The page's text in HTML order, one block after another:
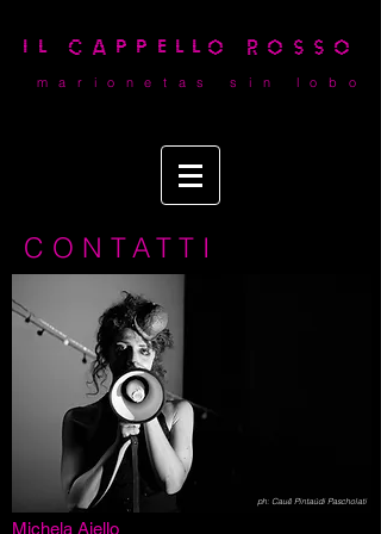
il cappello rosso
m a r i o n e t a s s i n l o b o
CONTATTI
Michela Aiello
ilcappellorossoteatro@gmail.com
+39-3480706299
ph: Cauê Pintaúdi Pascholati
Michela Aiello